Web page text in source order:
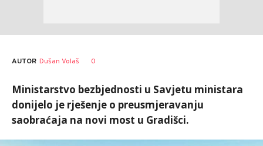
AUTOR Dušan Volaš 0
Ministarstvo bezbjednosti u Savjetu ministara
donijelo je rješenje o preusmjeravanju
saobraćaja na novi most u Gradišci.